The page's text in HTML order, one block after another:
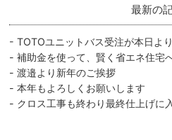
最新の
TOTOユニットバス受注が本日よ
補助金を使って、賢く省エネ住
渡邉より新年のご挨拶
本年もよろしくお願いします
クロス工事も終わり最終仕上げに